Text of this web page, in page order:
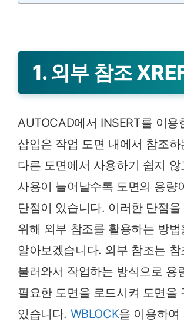
1. 외부 참조
AUTOCAD에서 INSERT를 이용
삽입은 작업 도면 내에서 참조
다른 도면에서 사용하기 쉽지 않
사용이 늘어날수록 도면의 용량
단점이 있습니다. 이러한 단점을
위해 외부 참조를 활용하는 방법
알아보겠습니다. 외부 참조는
불러와서 작업하는 방식으로 용
필요한 도면을 로드시켜 도면을
있습니다. WBLOCK을 이용하여